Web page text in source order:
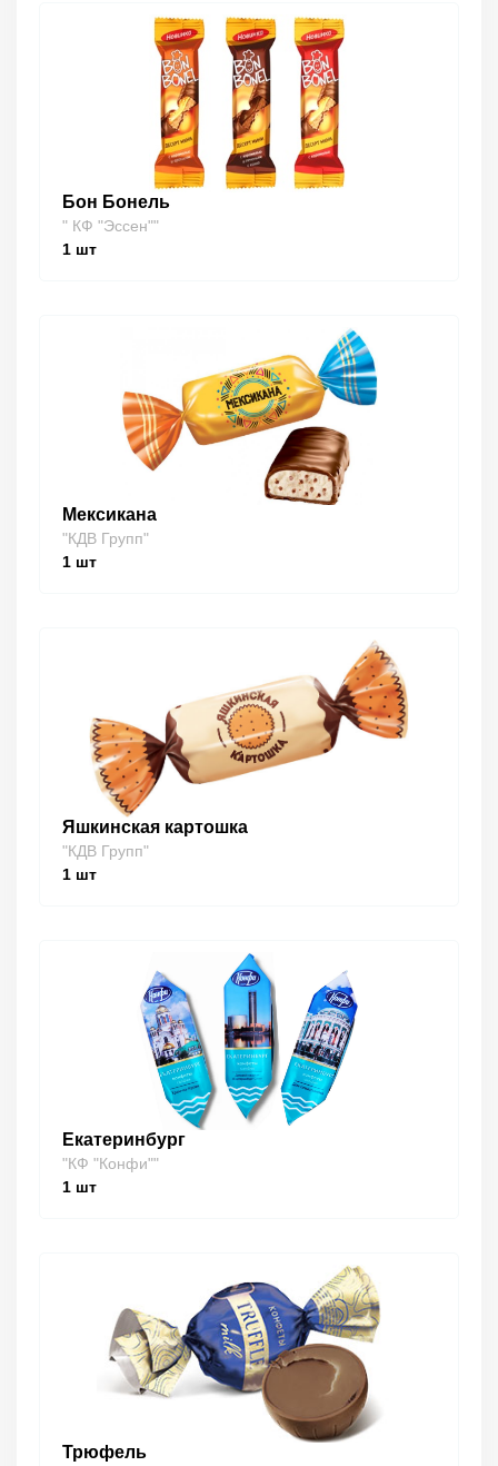
Бон Бонель
" КФ "Эссен""
1 шт
Мексикана
"КДВ Групп"
1 шт
Яшкинская картошка
"КДВ Групп"
1 шт
Екатеринбург
"КФ "Конфи""
1 шт
Трюфель